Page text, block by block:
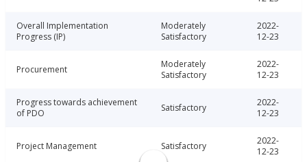
Overall Implementation
Progress (IP)
Moderately
Satisfactory
2022-
12-23
Procurement
Moderately
Satisfactory
2022-
12-23
Progress towards achievement
of PDO
Satisfactory
2022-
12-23
Project Management Satisfactory
2022-
12-23